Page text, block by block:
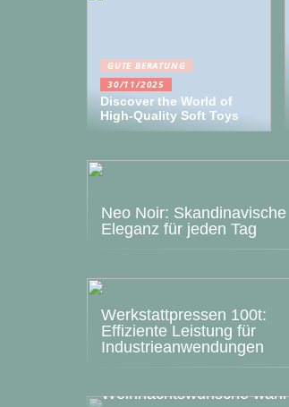
GUTE BERATUNG
30/11/2025
Discover the World of
High-Quality Soft Toys
Neo Noir: Skandinavische
Eleganz für jeden Tag
Werkstattpressen 100t:
Effiziente Leistung für
Industrieanwendungen
Fakten über El Gordo – so
Weihnachtswünsche wahr